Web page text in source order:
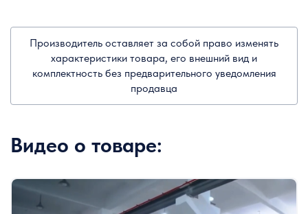
Производитель оставляет за собой право изменять
характеристики товара, его внешний вид и
комплектность без предварительного уведомления
продавца
Видео о товаре: